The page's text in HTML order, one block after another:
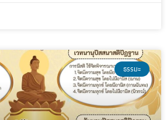
ธรรมะ